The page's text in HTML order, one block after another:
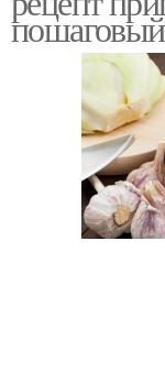
пошаговый